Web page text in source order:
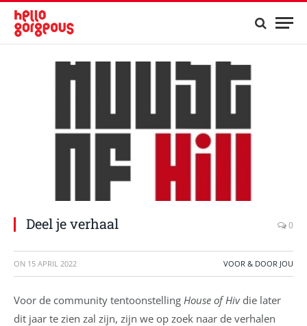
Deel je verhaal 0
ON 15 APRIL 2022 VOOR & DOOR JOU
Voor de community tentoonstelling House of Hivdie later
dit jaar te zien zal zijn, zijn we op zoek naar de verhalen